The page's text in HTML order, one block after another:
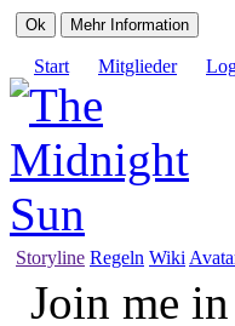
Start Mitglieder
Storyline Regeln Wiki
Join me